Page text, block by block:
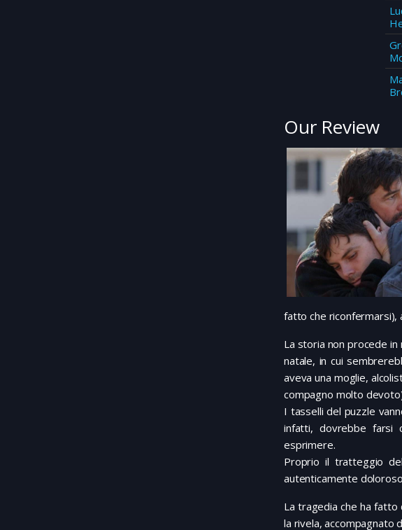
Our Review
fatto che riconfermarsi),
La storia non procede
natale, in cui
aveva una moglie,
compagno molto
I tasselli del puzzle
infatti, dovrebbe farsi
esprimere.
Proprio il tratteggio
autenticamente
La tragedia che ha fatto
la rivela, accompagnato